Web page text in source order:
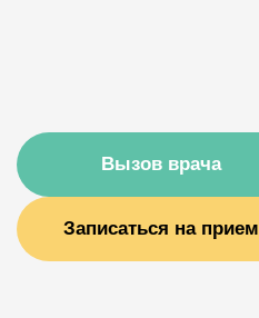
Вызов врача
Записаться на прием